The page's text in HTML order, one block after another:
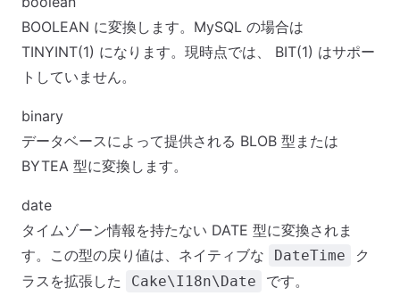
BOOLEAN に変換します。MySQL の場合は
TINYINT(1) になります。現時点では、 BIT(1) はサポー
トしていません。
binary
データベースによって提供される BLOB 型または
BYTEA 型に変換します。
date
タイムゾーン情報を持たない DATE 型に変換されま
す。この型の戻り値は、ネイティブな
DateTime
ク
ラスを拡張した
Cake\I18n\Date です。